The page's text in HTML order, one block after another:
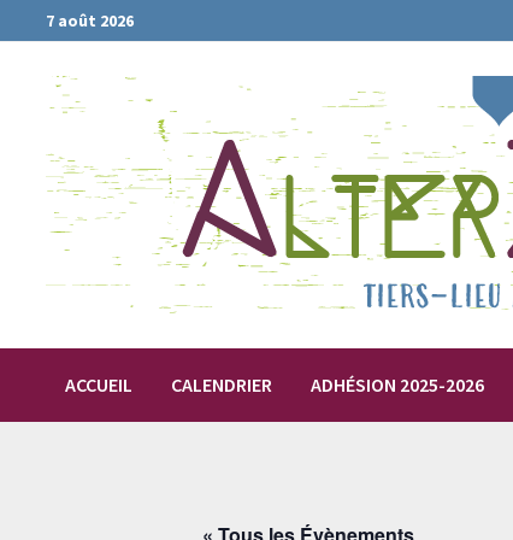
Passer
au
contenu
7 août 2026
ACCUEIL CALENDRIER ADHÉSION 2025-2026